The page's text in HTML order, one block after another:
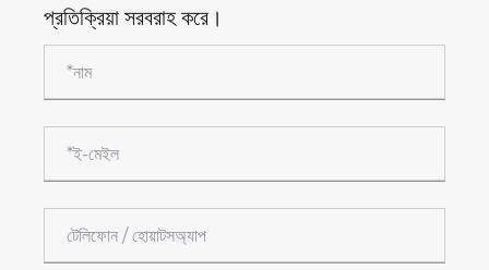
প্রতিক্রিয়া সরবরাহ করে।